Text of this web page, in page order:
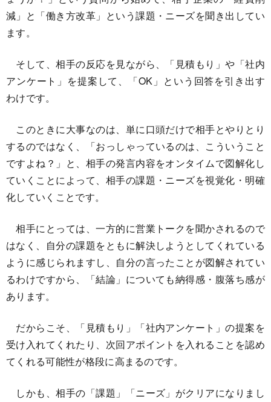
減」と「働き方改革」という課題・ニーズを聞き出してい
ます。
そして、相手の反応を見ながら、「見積もり」や「社内
アンケート」を提案して、「OK」という回答を引き出す
わけです。
このときに大事なのは、単に口頭だけで相手とやりとり
するのではなく、「おっしゃっているのは、こういうこと
ですよね？」と、相手の発言内容をオンタイムで図解化し
ていくことによって、相手の課題・ニーズを視覚化・明確
化していくことです。
相手にとっては、一方的に営業トークを聞かされるので
はなく、自分の課題をともに解決しようとしてくれている
ように感じられますし、自分の言ったことが図解されてい
るわけですから、「結論」についても納得感・腹落ち感が
あります。
だからこそ、「見積もり」「社内アンケート」の提案を
受け入れてくれたり、次回アポイントを入れることを認め
てくれる可能性が格段に高まるのです。
しかも、相手の「課題」「ニーズ」がクリアになりまし